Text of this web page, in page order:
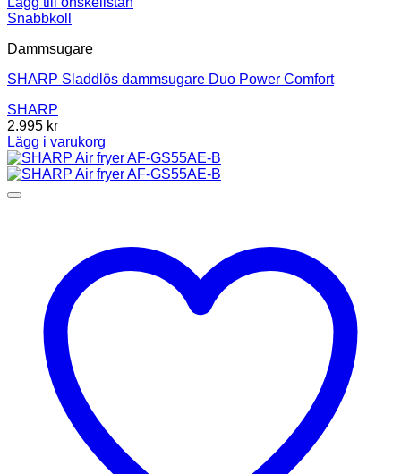
Snabbkoll
Dammsugare
SHARP Sladdlös dammsugare Duo Power Comfort
SHARP
2.995 kr
Lägg i varukorg